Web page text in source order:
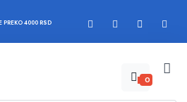
PREKO 4000 RSD
0